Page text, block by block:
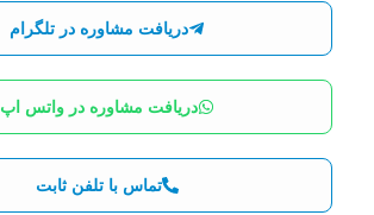
دریافت مشاوره در تلگرام
دریافت مشاوره در واتس اپ
تماس با تلفن ثابت